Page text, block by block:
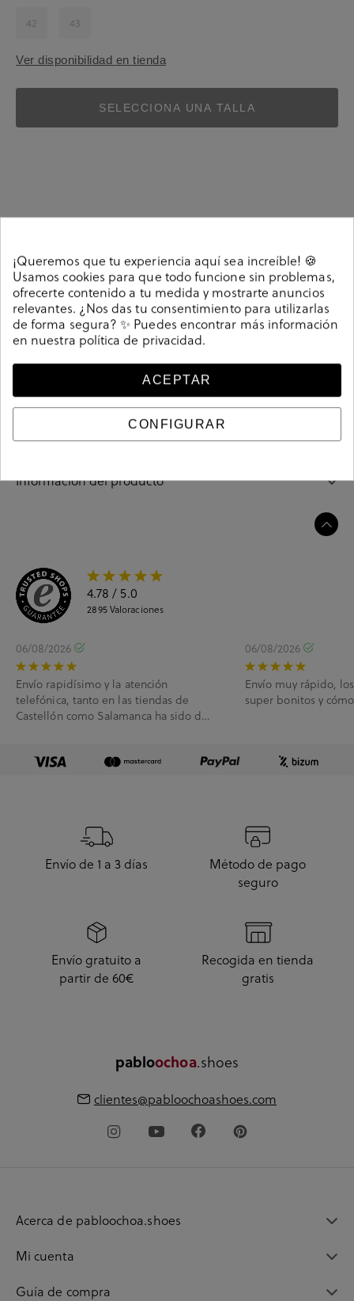
42 43
Ver disponibilidad en tienda
SELECCIONA UNA TALLA
Salones Stephen Allen 3699-1 GALIA en charol negro.
Altura tacón 6,5cm. Sin cierre, slip on. La plantilla no es
extraible. Hecho en China
Referencia205156
Guía de tallas
Ciudados y limpieza
Información del producto
4.78 / 5.0
2895Valoraciones
06/08/2026
Envío rapidísimo y la atención
telefónica, tanto en las tiendas de
Castellón como Salamanca ha sido de
06/08/2026
Envío muy rápido,
super bonitos y
Envío de 1 a 3 días
Método de pago
seguro
Envío gratuito a
partir de 60€
Recogida en tienda
gratis
pabloochoa.shoes
clientes@pabloochoashoes.com
Acerca de pabloochoa.shoes
Mi cuenta
Guía de compra
¡Queremos que tu experiencia aquí sea increíble! 🍪
Usamos cookies para que todo funcione sin problemas,
ofrecerte contenido a tu medida y mostrarte anuncios
relevantes. ¿Nos das tu consentimiento para utilizarlas
de forma segura? ✨ Puedes encontrar más información
en nuestra política de privacidad.
ACEPTAR
CONFIGURAR